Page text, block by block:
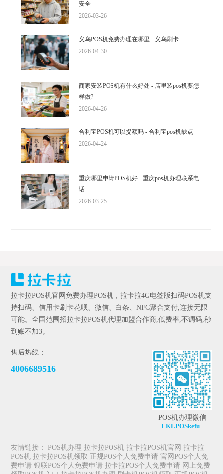
安全
2026-03-26
义乌POS机免费办理在哪里 - 义乌刷卡
2026-04-30
商家安装POS机有什么好处 - 店里装pos机要怎
样做?
2026-04-26
合利宝POS机可以提额吗 - 合利宝pos机缺点
2026-04-24
重庆哪里申请POS机好 - 重庆pos机办理联系电
话
2026-03-25
拉卡拉POS机官网免费办理POS机，拉卡拉4G电签版扫码POS机支
持扫码、信用卡刷卡花呗、微信、白条、NFC聚合支付,连接无限
可能。全国范围招拉卡拉POS机代理加盟合作商,低费率,不调码,秒
到账不加3。
售后热线：
4006689516
POS机办理微信
LKLPOSkefu_
友情链接： POS机办理 拉卡拉POS机 拉卡拉POS机官网 拉卡拉
POS机 拉卡拉POS机领取 正规POS个人免费申请 官网POS个人免
费申请 银联POS个人免费申请 拉卡拉POS个人免费申请 网上免费